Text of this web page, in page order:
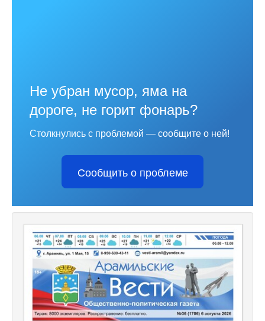
Не убран мусор, яма на
дороге, не горит фонарь?
Столкнулись с проблемой — сообщите о ней!
Сообщить о проблеме